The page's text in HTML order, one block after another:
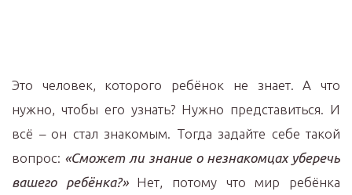
Это человек, которого ребёнок не знает. А что
нужно, чтобы его узнать? Нужно представиться. И
всё – он стал знакомым. Тогда задайте себе такой
вопрос: «Сможет ли знание о незнакомцах уберечь
вашего ребёнка?» Нет, потому что мир ребёнка